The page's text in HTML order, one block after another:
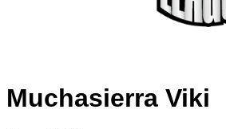
Muchasierra Viki